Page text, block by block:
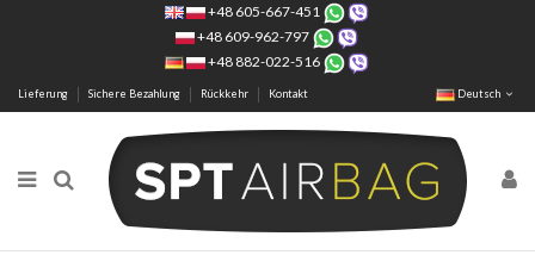
+48 605-667-451
+48 609-962-797
+48 882-022-516
Lieferung Sichere Bezahlung Rückkehr Kontakt Deutsch